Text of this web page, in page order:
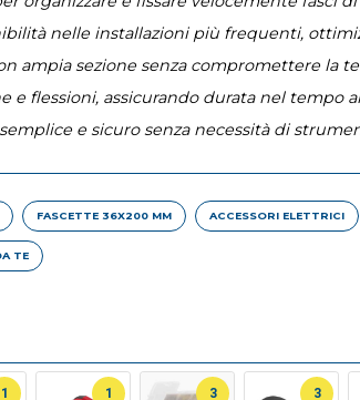
nelle installazioni più frequenti,
ampia sezione senza compromettere la
e flessioni, assicurando durata nel tempo
e sicuro senza necessità di
FASCETTE 36X200 MM ACCESSORI ELETTRICI
TE
1 1 3 3